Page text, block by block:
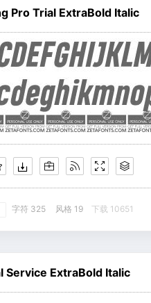
Pro Trial ExtraBold Italic
字符 325 风格 19 下载 10651
Service ExtraBold Italic